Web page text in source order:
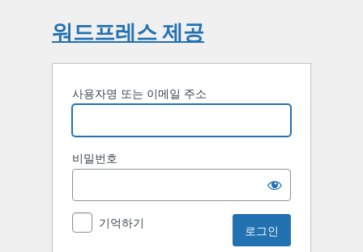
워드프레스 제공
사용자명 또는 이메일 주소
비밀번호
기억하기